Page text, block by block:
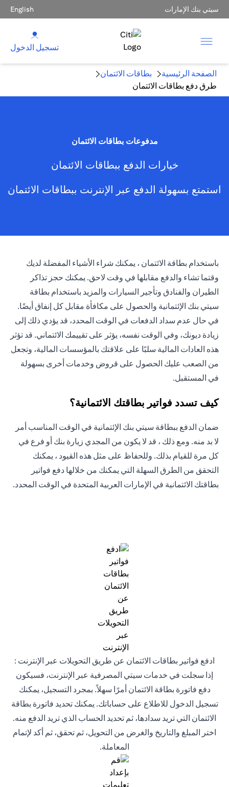
سيتي بنك الإمارات English
تسجيل الدخول
الصفحة الرئيسية
بطاقات الائتمان
طرق دفع بطاقات الائتمان
مدفوعات بطاقات الائتمان
خيارات الدفع ببطاقات الائتمان
استمتع بسهولة الدفع عبر الإنترنت ببطاقات الائتمان
باستخدام بطاقة الائتمان ، يمكنك شراء الأشياء المفضلة لديك
وقتما تشاء والدفع مقابلها في وقت لاحق. يمكنك حجز تذاكر
الطيران والفنادق وتأجير السيارات والمزيد باستخدام بطاقة
سيتي بنك الإئتمانية والحصول على مكافأة مقابل كل إنفاق أيضًا.
في حال عدم سداد الدفعات في الوقت المحدد، قد يؤدي ذلك إلى
زيادة ديونك، وفي الوقت نفسه، يؤثر على تقييمك الائتماني. قد تؤثر
هذه العادات المالية سلبًا على علاقتك بالمؤسسات المالية، وتجعل
من الصعب عليك الحصول على قروض وخدمات أخرى بسهولة
في المستقبل.
كيف تسدد فواتير بطاقتك الائتمانية؟
ضمان الدفع ببطاقة سيتي بنك الإئتمانية في الوقت المناسب أمر
لا بد منه. ومع ذلك ، قد لا يكون من المجدي زيارة بنك أو فرع في
كل مرة للقيام بذلك. وللحفاظ على مثل هذه القيود ، يمكنك
التحقق من الطرق السهلة التي يمكنك من خلالها دفع فواتير
بطاقتك الائتمانية في الإمارات العربية المتحدة في الوقت المحدد.
ادفع فواتير بطاقات الائتمان عن طريق التحويلات عبر الإنترنت :
إذا سجلت في خدمات سيتي المصرفية عبر الإنترنت، فسيكون
دفع فاتورة بطاقة الائتمان أمرًا سهلاً. بمجرد التسجيل، يمكنك
تسجيل الدخول للاطلاع على حساباتك. يمكنك تحديد فاتورة بطاقة
الائتمان التي تريد سدادها، ثم تحديد الحساب الذي تريد الدفع منه.
اختر المبلغ والتاريخ والغرض من التحويل، ثم تحقق، ثم أكد لإتمام
المعاملة.